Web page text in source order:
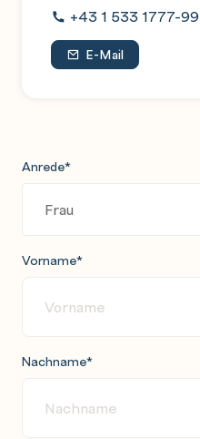
+43 1 533 1777-99
E-Mail
Anrede*
Vorname*
Nachname*